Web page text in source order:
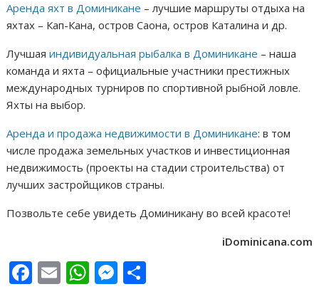
Аренда яхт в Доминикане – лучшие маршруты отдыха на
яхтах – Кап-Кана, остров Саона, остров Каталина и др.
Лучшаяиндивидуальная рыбалка в Доминикане – наша
команда и яхта – официальные участники престижных
международных турниров по спортивной рыбной ловле.
Яхты на выбор.
Аренда и продажа недвижимости в Доминикане: в том
числе продажа земельных участков и инвестиционная
недвижимость (проекты на стадии строительства) от
лучших застройщиков страны.
Позвольте себе увидеть Доминикану во всей красоте!
iDominicana.com
F E W M